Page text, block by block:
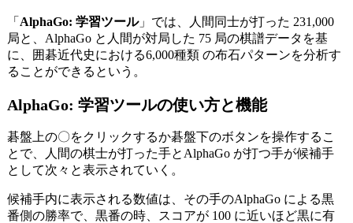
「 AlphaGo: 学習ツール」では、人間同士が打った 231,000
局と、AlphaGo と人間が対局した 75 局の棋譜データを基
に、囲碁近代史における6,000種類 の布石パターンを分析す
ることができるという。
AlphaGo: 学習ツールの使い方と機能
碁盤上の〇をクリックするか碁盤下のボタンを操作するこ
とで、人間の棋士が打った手とAlphaGo が打つ手が候補手
として次々と表示されていく。
候補手内に表示される数値は、その手のAlphaGo による黒
番側の勝率で、黒番の時、スコアが 100 に近いほど黒に有